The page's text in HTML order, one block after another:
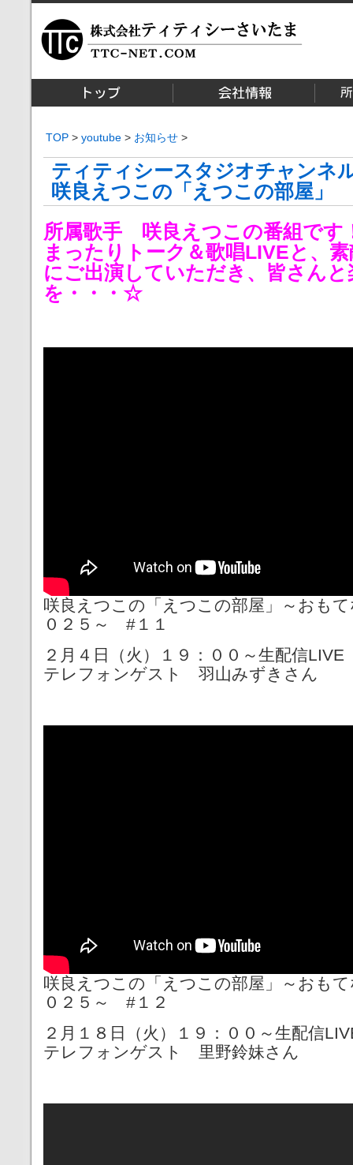
TOP > youtube > お知らせ >
ティティシースタジオチャン
咲良えつこの「えつこの部屋」
所属歌手 咲良えつこの番組です
まったりトーク＆歌唱LIVEと、
にご出演していただき、皆さん
を・・・☆
咲良えつこの「えつこの部屋」～おも
０２５～ #１１
２月４日（火）１９：００～生配信LIVE
テレフォンゲスト 羽山みずきさん
咲良えつこの「えつこの部屋」～おも
０２５～ #１２
２月１８日（火）１９：００～生配信
テレフォンゲスト 里野鈴妹さん